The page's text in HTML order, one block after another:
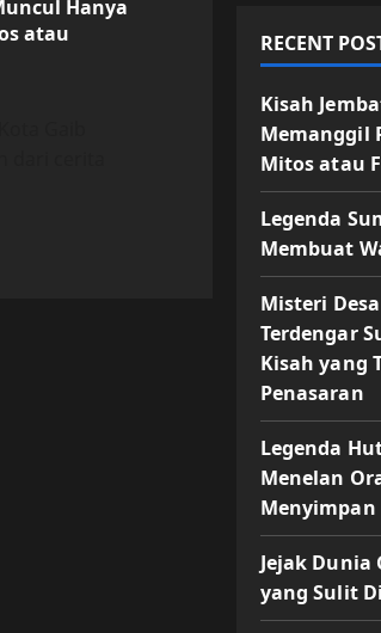
Hanya
atau
RECENT
Kisah
Memanggil
Mitos atau
Legenda
Membuat
Misteri
Terdengar
Kisah yang
Penasaran
Legenda
Menelan
Jejak Dunia
yang Sulit